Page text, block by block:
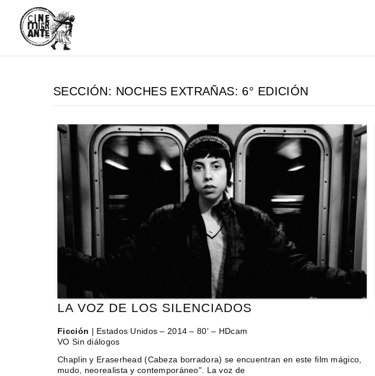
SECCIÓN: NOCHES EXTRAÑAS: 6° EDICIÓN
LA VOZ DE LOS SILENCIADOS
Ficción | Estados Unidos – 2014 – 80' – HDcam
VO Sin diálogos
Chaplin y Eraserhead (Cabeza borradora) se encuentran en este film mágico,
mudo, neorealista y contemporáneo". La voz de